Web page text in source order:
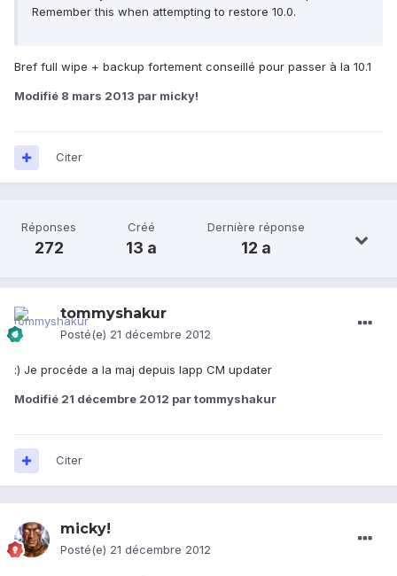
Remember this when attempting to restore 10.0.
Bref full wipe + backup fortement conseillé pour passer à la 10.1
Modifié 8 mars 2013 par micky!
Citer
Réponses
272
Créé
13 a
Dernière réponse
12 a
tommyshakur
Posté(e) 21 décembre 2012
:) Je procéde a la maj depuis lapp CM updater
Modifié 21 décembre 2012 par tommyshakur
Citer
micky!
Posté(e) 21 décembre 2012